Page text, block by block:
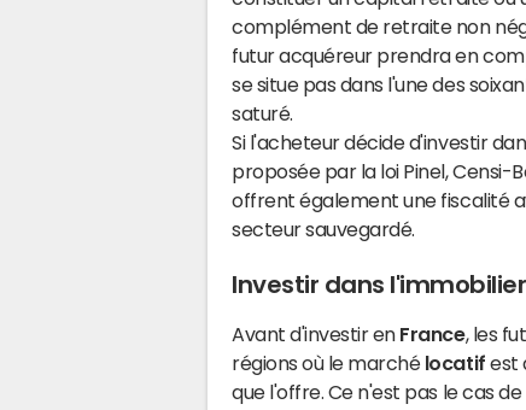
complément de retraite non
futur acquéreur prendra en
se situe pas dans l'une des
saturé.
Si l'acheteur décide d'investir
proposée par la loi Pinel, Censi-
offrent également une fiscalité
secteur sauvegardé.
Investir dans
Avant d'investir en France, les
régions où le marché locatif est
que l'offre. Ce n'est pas le cas